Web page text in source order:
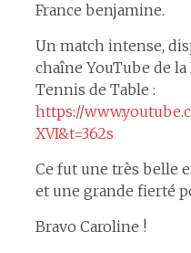
France benjamine.
Un match intense,
chaîne YouTube de la
Tennis de Table :
https://
XVI&t=362s
Ce fut une très belle
et une grande fierté
Bravo Caroline !